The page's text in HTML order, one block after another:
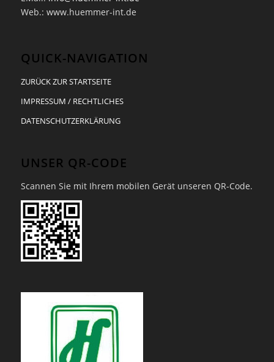
Web.: www.huemmer-int.de
QUICK-NAVIGATION
ZURÜCK ZUR STARTSEITE
IMPRESSUM / RECHTLICHES
DATENSCHUTZERKLÄRUNG
UNSER QR-CODE
Scannen Sie mit Ihrem mobilen Gerät unseren QR-Code.